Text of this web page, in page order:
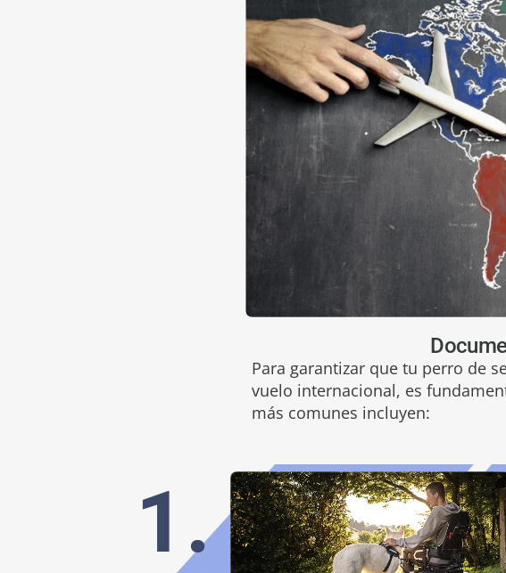
Para garantizar que tu perro de
vuelo internacional, es
más comunes incluyen:
1.